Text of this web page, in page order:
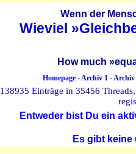
Wenn der
Wieviel
How much
Homepage-Archiv 1-Archiv
138935 Einträge in 35456
Entweder bist Du ein
Es gibt